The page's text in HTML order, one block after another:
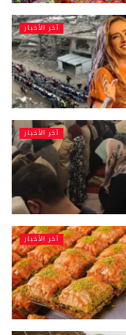
آخر الأخبار
آخر الأخبار
آخر الأخبار